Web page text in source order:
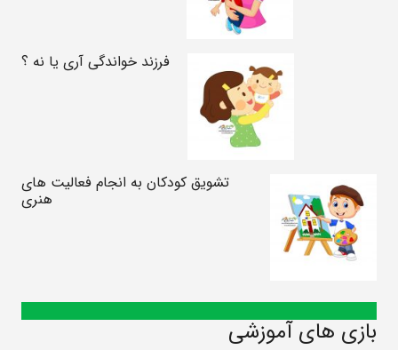
فرزند خواندگی آری یا نه ؟
تشویق کودکان به انجام فعالیت های
هنری
بازی های آموزشی